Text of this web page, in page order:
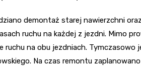
demontaż starej nawierzchni
ruchu na każdej z jezdni. Mimo
na obu jezdniach. Tymczasowo
Na czas remontu